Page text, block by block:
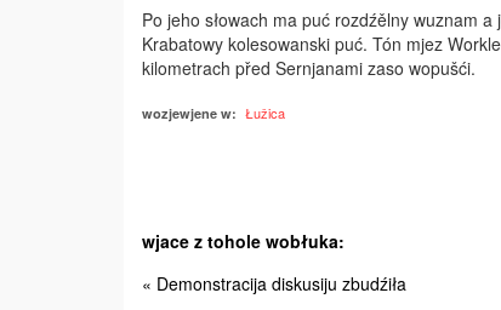
Po jeho słowach ma puć rozdźělny wu­znam
Krabatowy kolesowanski puć. Tón mjez
kilometrach před Sernjanami zaso wopušći.
wozjewjene w: Łužica
wjace z tohole wobłuka:
« Demonstracija diskusiju zbudźiła